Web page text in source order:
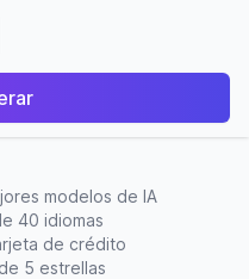
modelos de IA
40 idiomas
de crédito
5 estrellas